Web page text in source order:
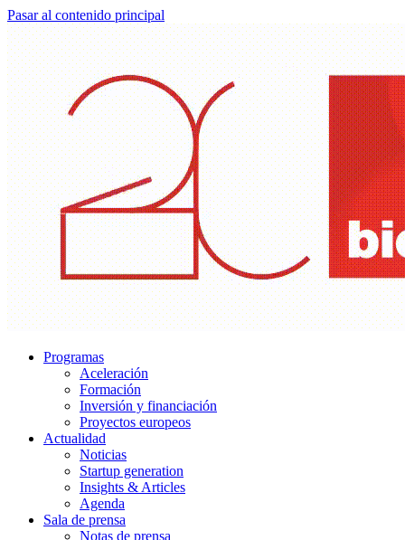
Pasar al contenido principal
Programas
Aceleración
Formación
Inversión y financiación
Proyectos europeos
Actualidad
Noticias
Startup generation
Insights & Articles
Agenda
Sala de prensa
Notas de prensa